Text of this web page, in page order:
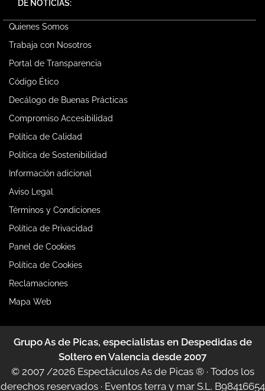
DE NOTÍCIAS:
Quienes Somos
Trabaja con Nosotros
Portal de Transparencia
Código Ético
Decálogo de Buenas Prácticas
Compromiso Accesibilidad
Política de Calidad
Política de Sostenibilidad
Información adicional
Aviso Legal
Términos y Condiciones
Política de Privacidad
Panel de Cookies
Política de Cookies
Reclamaciones
Mapa Web
Grupo As de Picas, especialistas en Despedidas de
Soltero en Valencia desde 2007
© 2007 /2026 Espectáculos As de Picas ®· Todos los
derechos reservados · Eventos terra y mar S.L. B98416654